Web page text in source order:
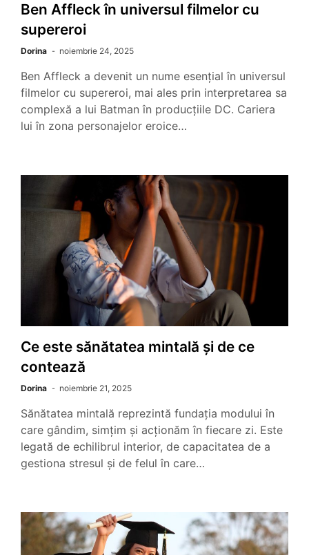
Ben Affleck în universul filmelor cu
supereroi
Dorina noiembrie 24, 2025
Ben Affleck a devenit un nume esențial în universul
filmelor cu supereroi, mai ales prin interpretarea sa
complexă a lui Batman în producțiile DC. Cariera
lui în zona personajelor eroice…
Ce este sănătatea mintală și de ce
contează
Dorina noiembrie 21, 2025
Sănătatea mintală reprezintă fundația modului în
care gândim, simțim și acționăm în fiecare zi. Este
legată de echilibrul interior, de capacitatea de a
gestiona stresul și de felul în care…